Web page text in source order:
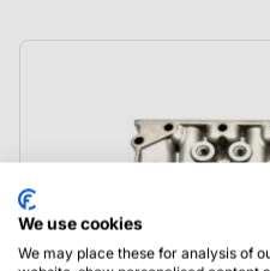
We use cookies
We may place these for analysis of